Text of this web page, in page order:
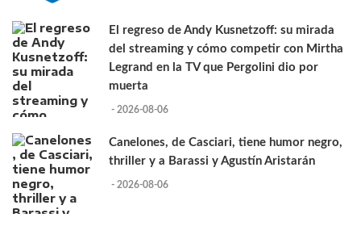
El regreso de Andy Kusnetzoff: su mirada
del streaming y cómo competir con Mirtha
Legrand en la TV que Pergolini dio por
muerta
- 2026-08-06
Canelones, de Casciari, tiene humor negro,
thriller y a Barassi y Agustín Aristarán
- 2026-08-06